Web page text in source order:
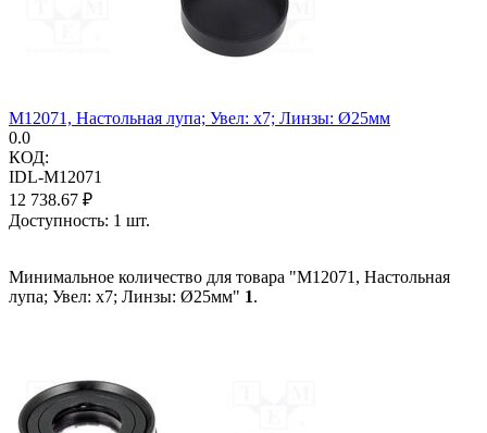
M12071, Настольная лупа; Увел: x7; Линзы: Ø25мм
0.0
КОД:
IDL-M12071
12 738.67 ₽
Доступность: 1 шт.
Минимальное количество для товара "M12071, Настольная
лупа; Увел: x7; Линзы: Ø25мм" 1.